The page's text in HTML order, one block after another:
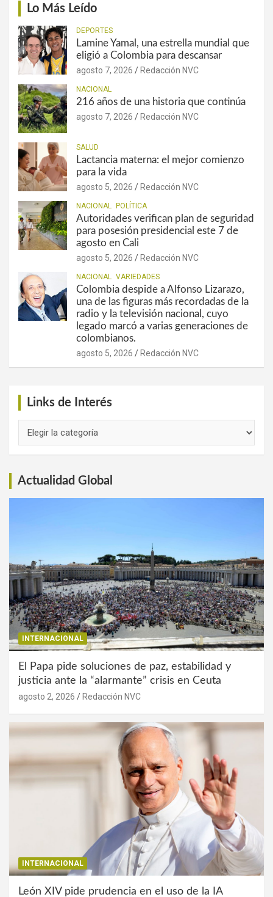
Lo Más Leído
DEPORTES
Lamine Yamal, una estrella mundial que
eligió a Colombia para descansar
agosto 7, 2026 Redacción NVC
NACIONAL
216 años de una historia que continúa
agosto 7, 2026 Redacción NVC
SALUD
Lactancia materna: el mejor comienzo
para la vida
agosto 5, 2026 Redacción NVC
NACIONAL POLÍTICA
Autoridades verifican plan de seguridad
para posesión presidencial este 7 de
agosto en Cali
agosto 5, 2026 Redacción NVC
NACIONAL VARIEDADES
Colombia despide a Alfonso Lizarazo,
una de las figuras más recordadas de la
radio y la televisión nacional, cuyo
legado marcó a varias generaciones de
colombianos.
agosto 5, 2026 Redacción NVC
Links de Interés
Actualidad Global
INTERNACIONAL
El Papa pide soluciones de paz, estabilidad y
justicia ante la “alarmante” crisis en Ceuta
agosto 2, 2026 Redacción NVC
INTERNACIONAL
León XIV pide prudencia en el uso de la IA